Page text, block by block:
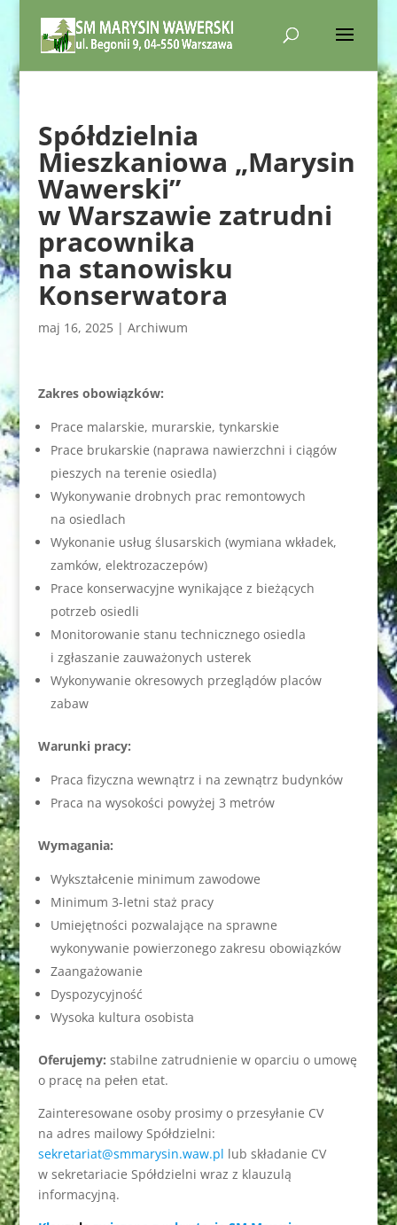
Spółdzielnia
Mieszkaniowa „Marysin
Wawerski”
w Warszawie zatrudni
pracownika
na stanowisku
Konserwatora
maj 16, 2025| Archiwum
Zakres obowiązków:
Prace malarskie, murarskie, tynkarskie
Prace brukarskie (naprawa nawierzchni i ciągów
pieszych na terenie osiedla)
Wykonywanie drobnych prac remontowych
na osiedlach
Wykonanie usług ślusarskich (wymiana wkładek,
zamków, elektrozaczepów)
Prace konserwacyjne wynikające z bieżących
potrzeb osiedli
Monitorowanie stanu technicznego osiedla
i zgłaszanie zauważonych usterek
Wykonywanie okresowych przeglądów placów
zabaw
Warunki pracy:
Praca fizyczna wewnątrz i na zewnątrz budynków
Praca na wysokości powyżej 3 metrów
Wymagania:
Wykształcenie minimum zawodowe
Minimum 3-letni staż pracy
Umiejętności pozwalające na sprawne
wykonywanie powierzonego zakresu obowiązków
Zaangażowanie
Dyspozycyjność
Wysoka kultura osobista
Oferujemy: stabilne zatrudnienie w oparciu o umowę
o pracę na pełen etat.
Zainteresowane osoby prosimy o przesyłanie CV
na adres mailowy Spółdzielni:
sekretariat@smmarysin.waw.pl lub składanie CV
w sekretariacie Spółdzielni wraz z klauzulą
informacyjną.